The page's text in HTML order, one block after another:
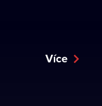
Více